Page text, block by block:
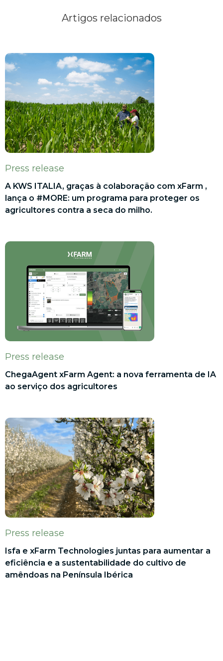
Artigos relacionados
Press release
A KWS ITALIA, graças à colaboração com xFarm ,
lança o #MORE: um programa para proteger os
agricultores contra a seca do milho.
Press release
ChegaAgent xFarm Agent: a nova ferramenta de IA
ao serviço dos agricultores
Press release
Isfa e xFarm Technologies juntas para aumentar a
eficiência e a sustentabilidade do cultivo de
amêndoas na Península Ibérica